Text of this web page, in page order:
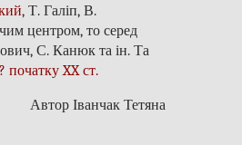
, Т. Галіп, В.
центром, то серед
С. Канюк та ін. Та
початку XX ст.
Автор Іванчак Тетяна